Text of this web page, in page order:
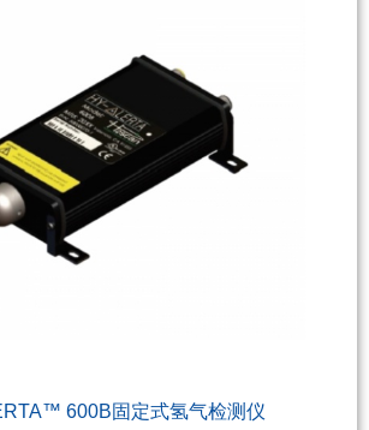
600B固定式氢气检测仪